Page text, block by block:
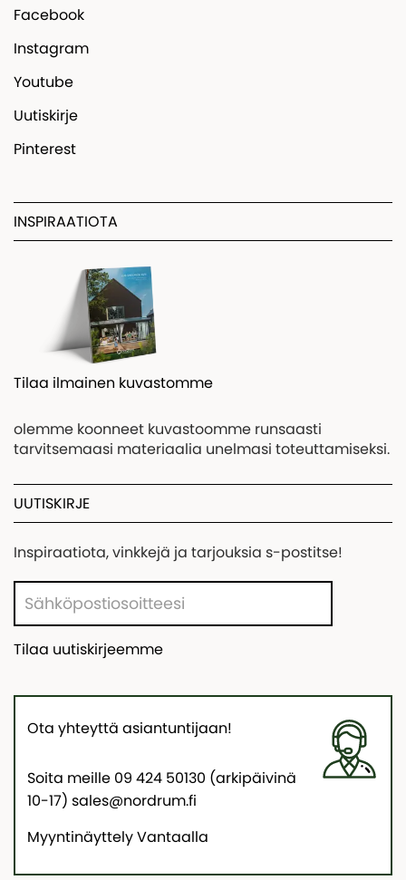
Facebook
Instagram
Youtube
Uutiskirje
Pinterest
INSPIRAATIOTA
Tilaa ilmainen kuvastomme
olemme koonneet kuvastoomme runsaasti
tarvitsemaasi materiaalia unelmasi toteuttamiseksi.
UUTISKIRJE
Inspiraatiota, vinkkejä ja tarjouksia s-postitse!
Tilaa uutiskirjeemme
Ota yhteyttä asiantuntijaan!
Soita meille 09 424 50130 (arkipäivinä
10-17) sales@nordrum.fi
Myyntinäyttely Vantaalla